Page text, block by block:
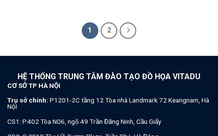
1 2
HỆ THỐNG TRUNG TÂM ĐÀO TẠO ĐỒ HỌA VITADU
CƠ SỞ TP HÀ NỘI
Trụ sở chính: P1201-2C tầng 12 Tòa nhà Landmark 72 Keangnam, Hà
NộI
CS1: P.402 Tòa N06, ngõ 49 Trần Đăng Ninh, Cầu Giấy